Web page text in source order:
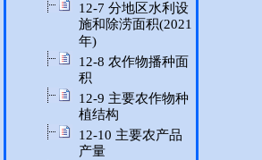
12-7 分地区水利设
施和除涝面积(2021
年)
12-8 农作物播种面
积
12-9 主要农作物种
植结构
12-10 主要农产品
产量